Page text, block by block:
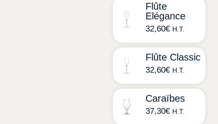
Flûte
Elégance
32,60€ H.T.
Flûte Classic
32,60€ H.T.
Caraïbes
37,30€ H.T.